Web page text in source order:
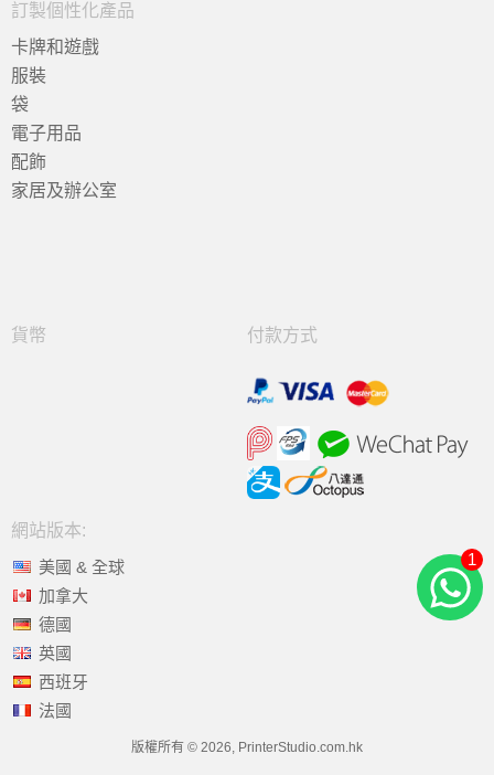
訂製個性化產品
卡牌和遊戲
服裝
袋
電子用品
配飾
家居及辦公室
貨幣 付款方式
網站版本:
美國 & 全球
加拿大
德國
英國
西班牙
法國
版權所有 © 2026, PrinterStudio.com.hk
1